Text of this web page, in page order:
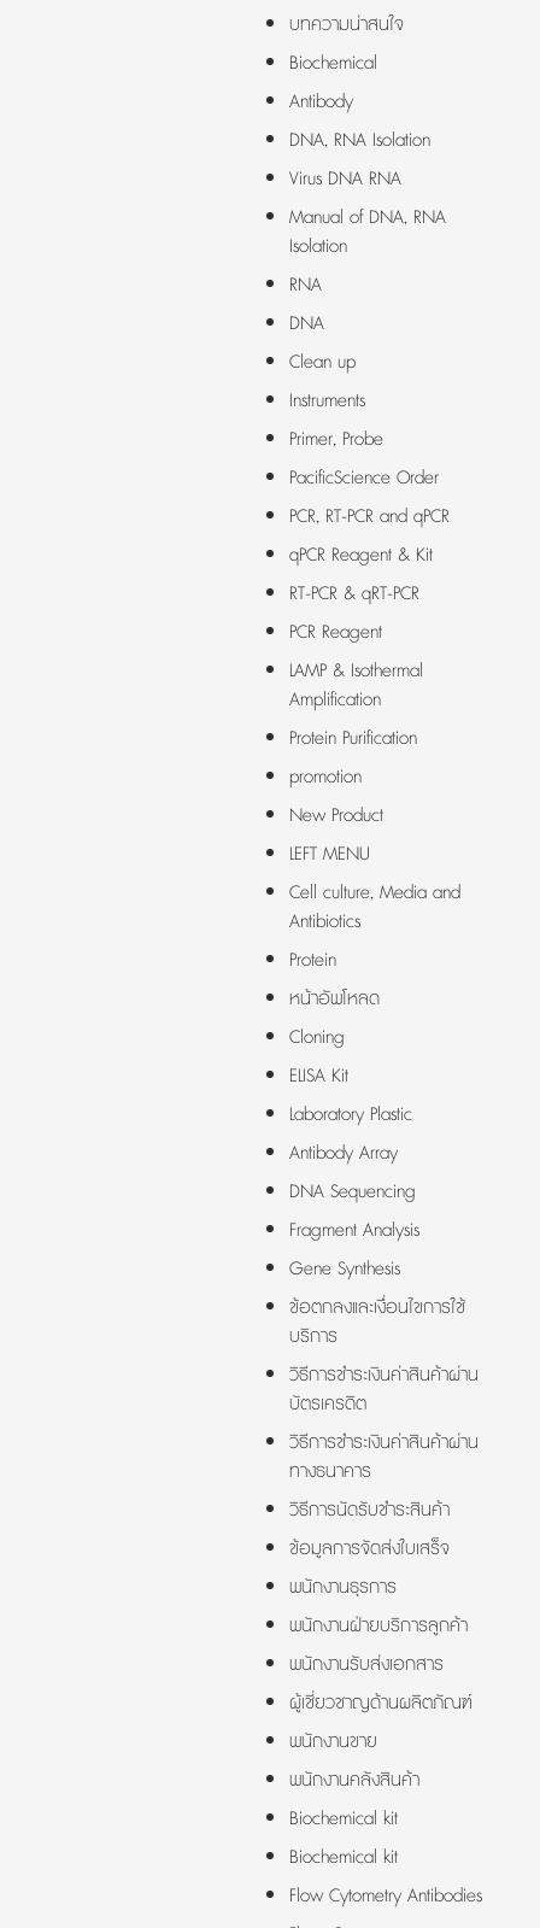
บทความน่าสนใจ
Biochemical
Antibody
DNA, RNA Isolation
Virus DNA RNA
Manual of DNA, RNA
Isolation
RNA
DNA
Clean up
Instruments
Primer, Probe
PacificScience Order
PCR, RT-PCR and qPCR
qPCR Reagent & Kit
RT-PCR & qRT-PCR
PCR Reagent
LAMP & Isothermal
Amplification
Protein Purification
promotion
New Product
LEFT MENU
Cell culture, Media and
Antibiotics
Protein
หน้าอัพโหลด
Cloning
ELISA Kit
Laboratory Plastic
Antibody Array
DNA Sequencing
Fragment Analysis
Gene Synthesis
ข้อตกลงและเงื่อนไขการใช้
บริการ
วิธีการชำระเงินค่าสินค้าผ่าน
บัตรเครดิต
วิธีการชำระเงินค่าสินค้าผ่าน
ทางธนาคาร
วิธีการนัดรับชำระสินค้า
ข้อมูลการจัดส่งใบเสร็จ
พนักงานธุรการ
พนักงานฝ่ายบริการลูกค้า
พนักงานรับส่งเอกสาร
ผู้เชี่ยวชาญด้านผลิตภัณฑ์
พนักงานขาย
พนักงานคลังสินค้า
Biochemical kit
Biochemical kit
Flow Cytometry Antibodies